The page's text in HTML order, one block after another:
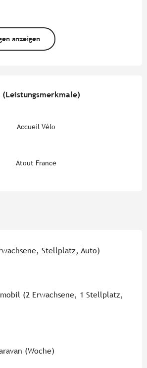
anzeigen
(Leistungsmerkmale)
(Leistungsmerkmale)
Accueil Vélo
Atout France
Stellplatz, Auto)
(2 Erwachsene, 1 Stellplatz,
(Woche)